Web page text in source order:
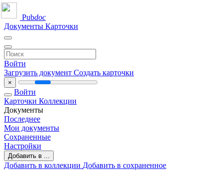
Pubdoc
Документы Карточки
Войти
Загрузить документ Создать карточки
×
Войти
Карточки Коллекции
Документы
Последнее
Мои документы
Сохраненные
Настройки
Добавить в ...
Добавить в коллекции Добавить в сохраненное